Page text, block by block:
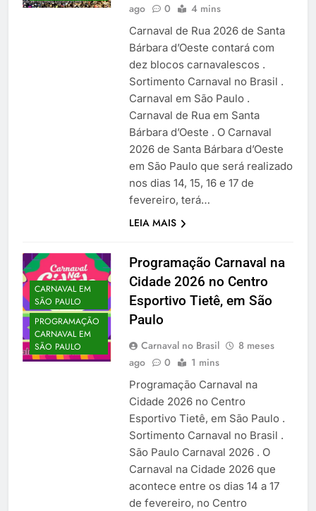
ago
0 4 mins
Carnaval de Rua 2026 de Santa
Bárbara d’Oeste contará com
dez blocos carnavalescos .
Sortimento Carnaval no Brasil .
Carnaval em São Paulo .
Carnaval de Rua em Santa
Bárbara d’Oeste . O Carnaval
2026 de Santa Bárbara d’Oeste
em São Paulo que será realizado
nos dias 14, 15, 16 e 17 de
fevereiro, terá…
LEIA MAIS
CARNAVAL EM
SÃO PAULO
PROGRAMAÇÃO
CARNAVAL EM
SÃO PAULO
Programação Carnaval na
Cidade 2026 no Centro
Esportivo Tietê, em São
Paulo
Carnaval no Brasil
8 meses
ago
0 1 mins
Programação Carnaval na
Cidade 2026 no Centro
Esportivo Tietê, em São Paulo .
Sortimento Carnaval no Brasil .
São Paulo Carnaval 2026 . O
Carnaval na Cidade 2026 que
acontece entre os dias 14 a 17
de fevereiro, no Centro